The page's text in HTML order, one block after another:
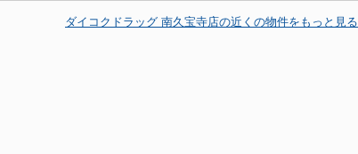
ダイコクドラッグ 南久宝寺店の近くの物件をもっと見る